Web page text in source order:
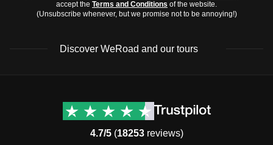
accept the Terms and Conditions of the website.
(Unsubscribe whenever, but we promise not to be annoying!)
Discover WeRoad and our tours
Group trips to Europe
Contacts
Manage Booking
4.7/5(18253reviews)